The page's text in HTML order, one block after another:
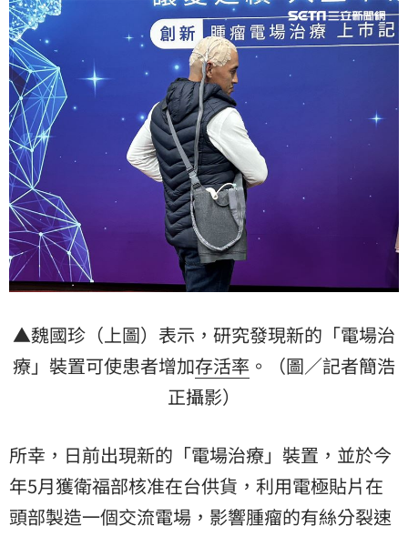
▲魏國珍（上圖）表示，研究發現新的「電場治
療」裝置可使患者增加存活率 。（圖／記者簡浩
正攝影）
所幸，日前出現新的「電場治療」裝置，並於今
年5月獲衛福部核准在台供貨，利用電極貼片在
頭部製造一個交流電場，影響腫瘤的有絲分裂速